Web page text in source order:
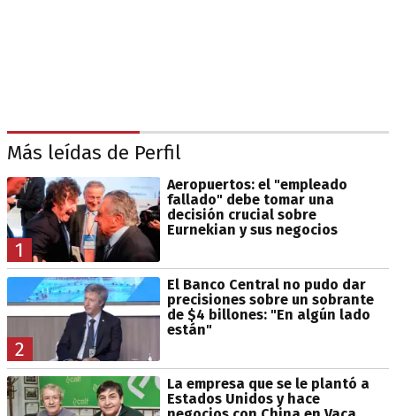
Más leídas de Perfil
1
Aeropuertos: el "empleado
fallado" debe tomar una
decisión crucial sobre
Eurnekian y sus negocios
2
El Banco Central no pudo dar
precisiones sobre un sobrante
de $4 billones: "En algún lado
están"
La empresa que se le plantó a
Estados Unidos y hace